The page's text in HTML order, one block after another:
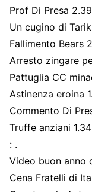
Prof Di Presa
Un cugino di Tarik
Fallimento Bears
Arresto zingare
Pattuglia CC
Astinenza eroina
Commento Di
Truffe anziani
: .
Video buon anno
Cena Fratelli di